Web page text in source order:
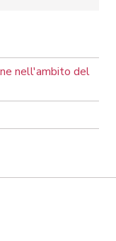
nell'ambito del